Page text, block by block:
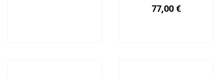
naturelle pieds
77,00 €